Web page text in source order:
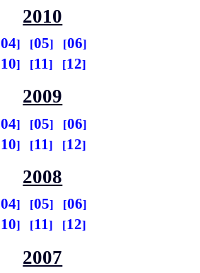
2010
04 05
06
10 11 12
2009
04 05
06
10 11 12
2008
04 05
06
10 11 12
2007